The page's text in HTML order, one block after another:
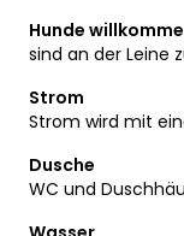
Hunde
sind an der Leine
Strom
Strom wird mit
Dusche
WC und